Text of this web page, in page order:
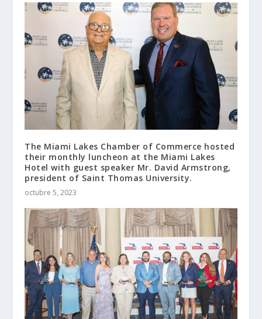
The Miami Lakes Chamber of Commerce hosted
their monthly luncheon at the Miami Lakes
Hotel with guest speaker Mr. David Armstrong,
president of Saint Thomas University.
octubre 5, 2023